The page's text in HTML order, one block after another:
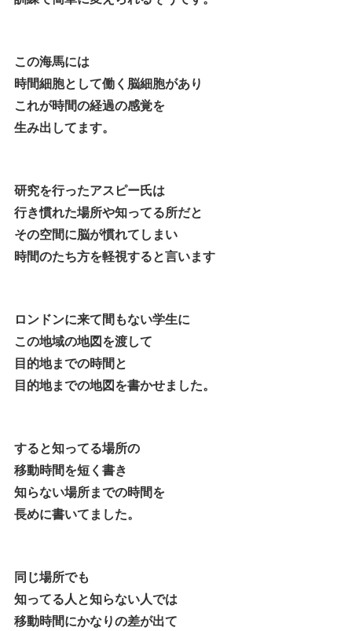
この海馬には
時間細胞として働く脳細胞があり
これが時間の経過の感覚を
生み出してます。
研究を行ったアスピー氏は
行き慣れた場所や知ってる所だと
その空間に脳が慣れてしまい
時間のたち方を軽視すると言います
ロンドンに来て間もない学生に
この地域の地図を渡して
目的地までの時間と
目的地までの地図を書かせました。
すると知ってる場所の
移動時間を短く書き
知らない場所までの時間を
長めに書いてました。
同じ場所でも
知ってる人と知らない人では
移動時間にかなりの差が出て